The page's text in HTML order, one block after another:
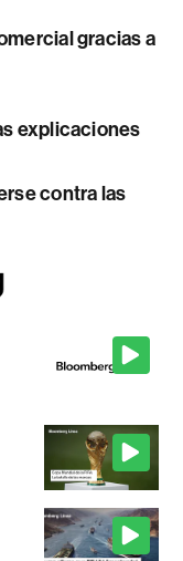
gracias a
explicaciones
contra las